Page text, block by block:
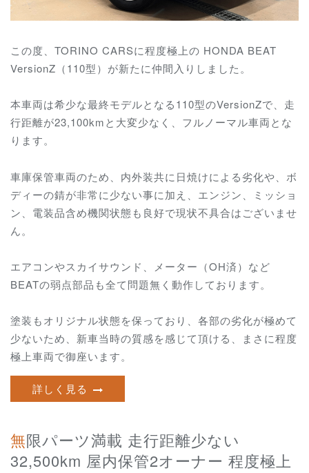
この度、TORINO CARSに程度極上の HONDA BEAT
VersionZ（110型）が新たに仲間入りしました。
本車両は希少な最終モデルとなる110型のVersionZで、走
行距離が23,100kmと大変少なく、フルノーマル車両とな
ります。
車庫保管車両のため、内外装共に日焼けによる劣化や、ボ
ディーの錆が非常に少ない事に加え、 エンジン、ミッショ
ン、電装品含め機関状態も良好で現状不具合はございませ
ん。
エアコンやスカイサウンド、メーター（OH済）など
BEATの弱点部品も全て問題無く動作しております。
塗装もオリジナル状態を保っており、各部の劣化が極めて
少ないため、新車当時の質感を感じて頂ける、まさに程度
極上車両で御座います。
詳しく見る
無限パーツ満載 走行距離少ない
32,500km 屋内保管2オーナー 程度極上